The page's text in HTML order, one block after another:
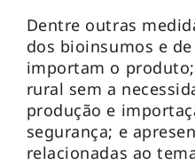
Dentre outras
dos bioinsumos e
importam o
rural sem a
produção e
segurança; e
relacionadas ao